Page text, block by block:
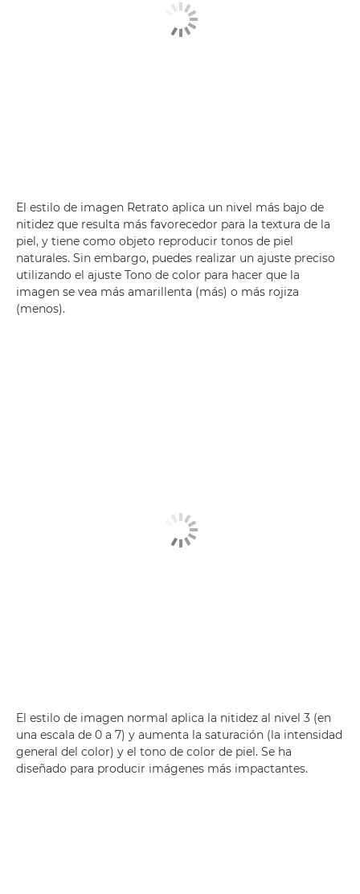
El estilo de imagen Retrato aplica un nivel más bajo de
nitidez que resulta más favorecedor para la textura de la
piel, y tiene como objeto reproducir tonos de piel
naturales. Sin embargo, puedes realizar un ajuste preciso
utilizando el ajuste Tono de color para hacer que la
imagen se vea más amarillenta (más) o más rojiza
(menos).
El estilo de imagen normal aplica la nitidez al nivel 3 (en
una escala de 0 a 7) y aumenta la saturación (la intensidad
general del color) y el tono de color de piel. Se ha
diseñado para producir imágenes más impactantes.